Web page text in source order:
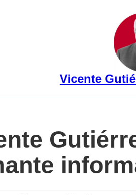
Vicente